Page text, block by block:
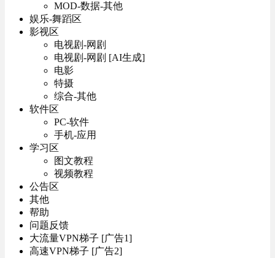
MOD-数据-其他
娱乐-舞蹈区
影视区
电视剧-网剧
电视剧-网剧 [AI生成]
电影
特摄
综合-其他
软件区
PC-软件
手机-应用
学习区
图文教程
视频教程
公告区
其他
帮助
问题反馈
大流量VPN梯子 [广告1]
高速VPN梯子 [广告2]